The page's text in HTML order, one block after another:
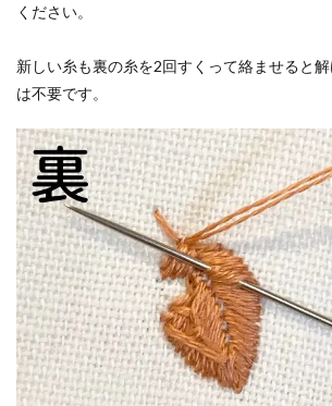
ください。
新しい糸も裏の糸を2回すくって絡ませると
は不要です。